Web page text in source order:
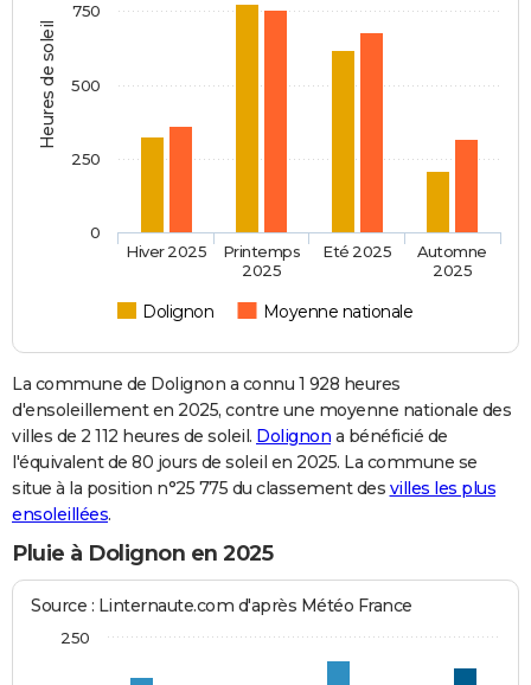
Heures de soleil
Dolignon Moyenne nationale
Hiver 2025
Printemps
2025
Eté 2025
Automne
2025
0
250
500
750
La commune de Dolignon a connu 1 928 heures
d'ensoleillement en 2025, contre une moyenne nationale des
villes de 2 112 heures de soleil. Dolignon a bénéficié de
l'équivalent de 80 jours de soleil en 2025. La commune se
situe à la position n°25 775 du classement des villes les plus
ensoleillées.
Pluie à Dolignon en 2025
Source : Linternaute.com d'après Météo France
250